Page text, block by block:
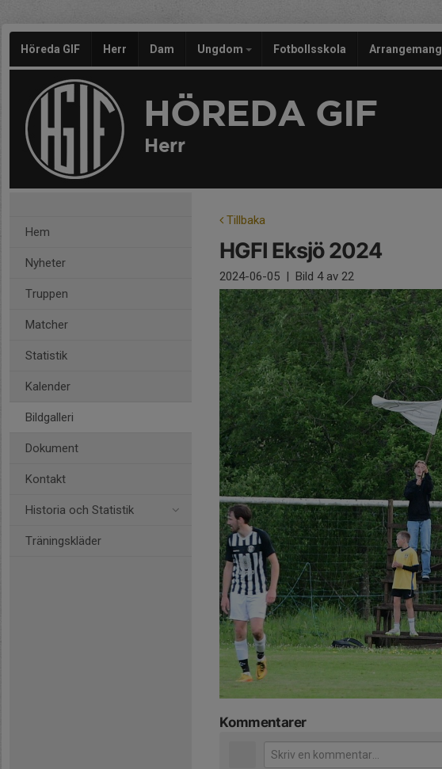
Höreda GIF Herr Dam Ungdom Fotbollsskola Arrangemang
HÖREDA GIF
Herr
Hem
Nyheter
Truppen
Matcher
Statistik
Kalender
Bildgalleri
Dokument
Kontakt
Historia och Statistik
Träningskläder
Tillbaka
HGFI Eksjö 2024
2024-06-05 | Bild 4av 22
Kommentarer